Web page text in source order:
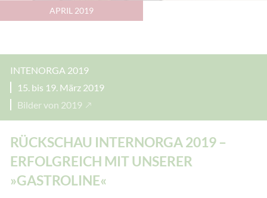
APRIL 2019
INTENORGA 2019
15. bis 19. März 2019
Bilder von 2019
RÜCKSCHAU INTERNORGA 2019 –
ERFOLGREICH MIT UNSERER
»GASTROLINE«